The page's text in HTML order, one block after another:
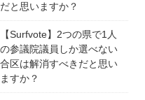
だと思いますか？
【Surfvote】2つの県で1人
の参議院議員しか選べない
合区は解消すべきだと思い
ますか？